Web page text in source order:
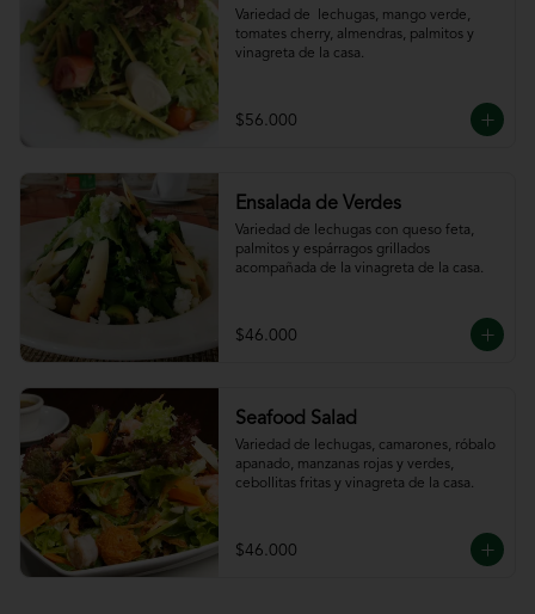
Variedad de  lechugas, mango verde,
tomates cherry, almendras, palmitos y
vinagreta de la casa.
$56.000
Ensalada de Verdes
Variedad de lechugas con queso feta,
palmitos y espárragos grillados
acompañada de la vinagreta de la casa.
$46.000
Seafood Salad
Variedad de lechugas, camarones, róbalo
apanado, manzanas rojas y verdes,
cebollitas fritas y vinagreta de la casa.
$46.000